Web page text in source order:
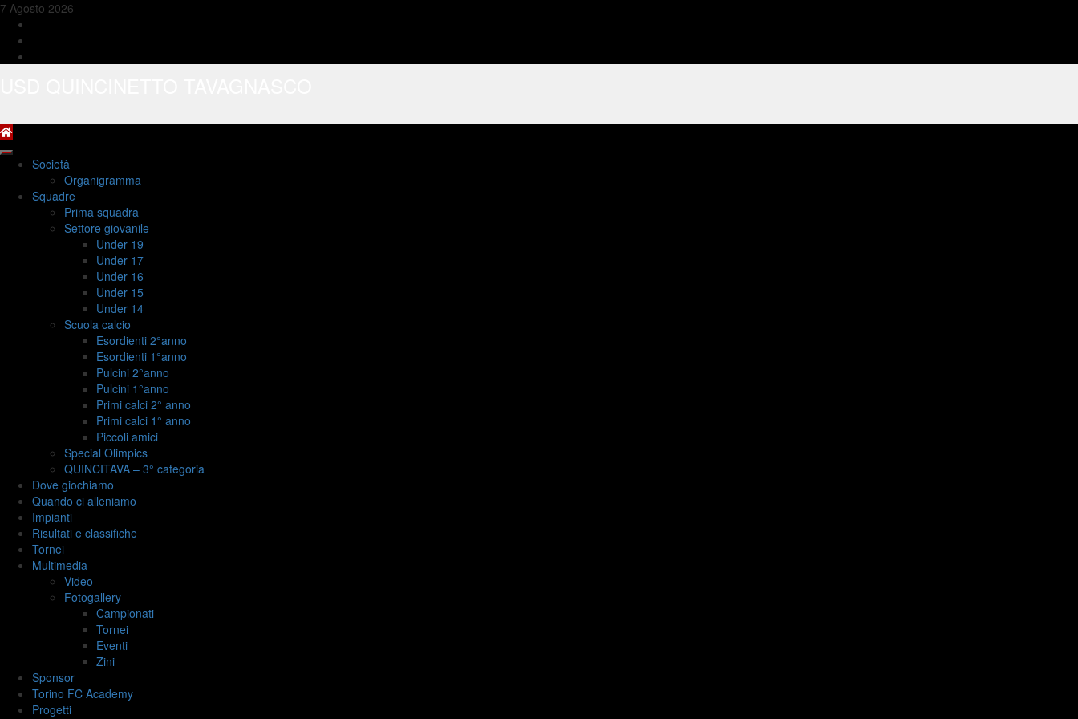
Skip
content
7 Agosto 2026
PrimarySocietà
Organigramma
Squadre
Prima squadra
Settore giovanile
Under 19
Under 17
Under 16
Under 15
Under 14
Scuola calcio
Esordienti 2°anno
Esordienti 1°anno
Pulcini 2°anno
Pulcini 1°anno
Primi calci 2° anno
Primi calci 1° anno
Piccoli amici
Special Olimpics
QUINCITAVA – 3° categoria
Dove giochiamo
Quando ci alleniamo
Impianti
Risultati e classifiche
Tornei
Multimedia
Video
Fotogallery
Campionati
Tornei
Eventi
Zini
Sponsor
Torino FC Academy
Progetti